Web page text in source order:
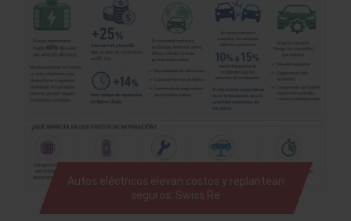
Autos eléctricos elevan costos y replantean
seguros: Swiss Re